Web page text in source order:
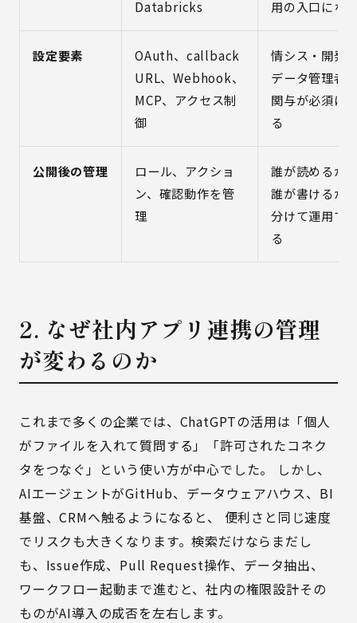
Databricks 用の入口にな
設定要素
OAuth、callback
URL、Webhook、
MCP、アクセス制
御
情シス・開発
データ管理者
関与が必須に
る
公開後の管理
ロール、アクショ
ン、確認動作を管
理
誰が読めるか
誰が書けるか
分けて運用で
る
2. なぜ社内アプリ連携の管理
が変わるのか
これまで多くの企業では、ChatGPTの活用は「個人
がファイルを入れて質問する」「許可されたコネク
タをつなぐ」という使い方が中心でした。 しかし、
AIエージェントがGitHub、データウェアハウス、BI
基盤、CRMへ触るようになると、 便利さと同じ速度
でリスクも大きくなります。検索だけならまだし
も、Issue作成、Pull Request操作、データ抽出、
ワークフロー起動まで進むと、社内の権限設計その
ものがAI導入の成否を左右します。